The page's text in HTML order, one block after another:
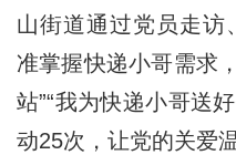
山街道通过党员走访
准掌握快递小哥需求
站”“我为快递小哥送
动25次，让党的关爱